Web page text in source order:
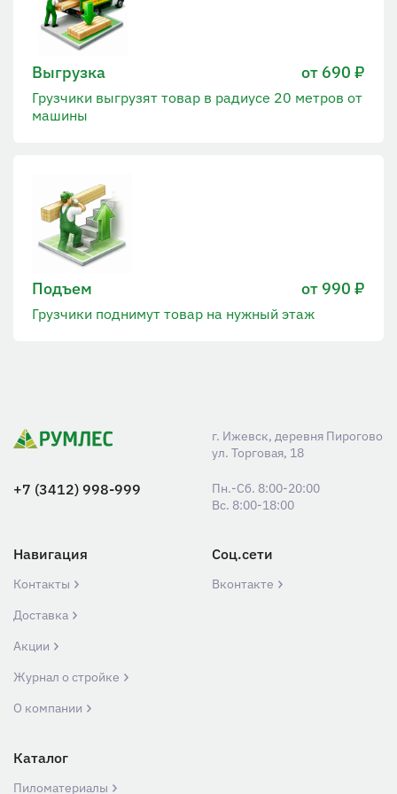
Выгрузка от 690 ₽
Грузчики выгрузят товар в радиусе 20 метров от
машины
Подъем от 990 ₽
Грузчики поднимут товар на нужный этаж
г. Ижевск, деревня Пирогово
ул. Торговая, 18
+7 (3412) 998-999
Пн.-Сб. 8:00-20:00
Вс. 8:00-18:00
Навигация
Контакты
Доставка
Акции
Журнал о стройке
О компании
Соц.сети
Вконтакте
Каталог
Пиломатериалы